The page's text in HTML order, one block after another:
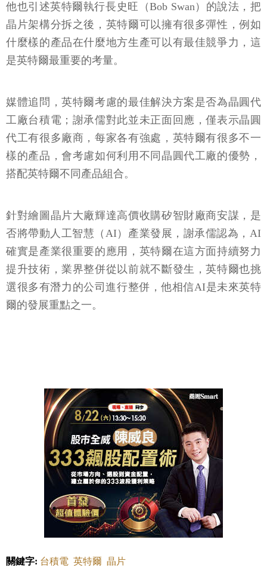
他也引述英特爾執行長史旺（Bob Swan）的說法，把
晶片架構分拆之後，英特爾可以擁有很多彈性，例如
什麼樣的產品在什麼地方生產可以有最佳競爭力，這
是英特爾最重要的考量。
媒體追問，英特爾考慮的最佳解決方案是否為晶圓代
工廠台積電；謝承儒對此並未正面回應，僅表示晶圓
代工有很多廠商，每家各有強處，英特爾有很多不一
樣的產品，會考慮如何利用不同晶圓代工廠的優勢，
搭配英特爾不同產品組合。
針對繪圖晶片大廠輝達高價收購矽智財廠商安謀，是
否將帶動人工智慧（AI）產業發展，謝承儒認為，AI
確實是產業很重要的應用，英特爾在這方面持續努力
提升技術，業界整併從以前就不斷發生，英特爾也挑
選很多有潛力的公司進行整併，他相信AI是未來英特
爾的發展重點之一。
關鍵字: 台積電 英特爾 晶片